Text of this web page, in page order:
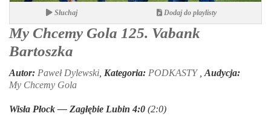
Słuchaj Dodaj do playlisty
My Chcemy Gola 125. Vabank
Bartoszka
Autor: Paweł Dylewski Kategoria: PODKASTY, Audycja:
My Chcemy Gola
Wisła Płock — Zagłębie Lubin 4:0 (2:0)